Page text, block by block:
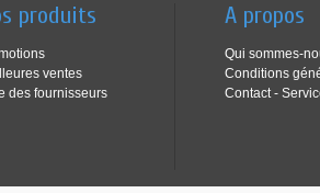
produits
ventes
des fournisseurs
A propos
Qui sommes-
Conditions
Contact -